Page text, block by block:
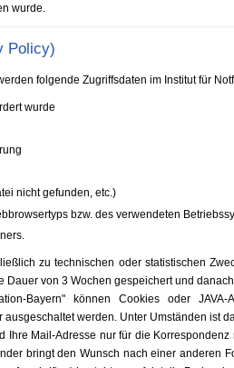
wurde.
Policy)
folgende Zugriffsdaten im Institut für
wurde
nicht gefunden, etc.)
bzw. des verwendeten
zu technischen oder statistischen
Dauer von 3 Wochen gespeichert und
Bayern" können Cookies oder
werden. Unter Umständen ist
Ihre Mail-Adresse nur für die
bringt den Wunsch nach einer anderen